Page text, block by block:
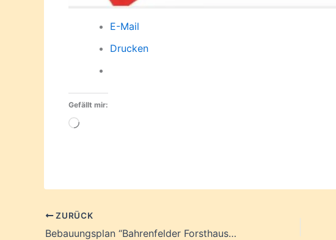
E-Mail
Drucken
Gefällt mir:
Wird
ZURÜCK
Bebauungsplan “Bahrenfelder Forsthauses”